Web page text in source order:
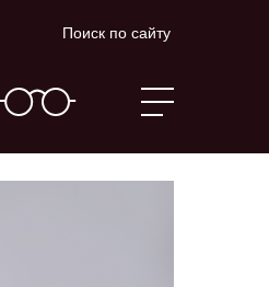
Поиск по сайту